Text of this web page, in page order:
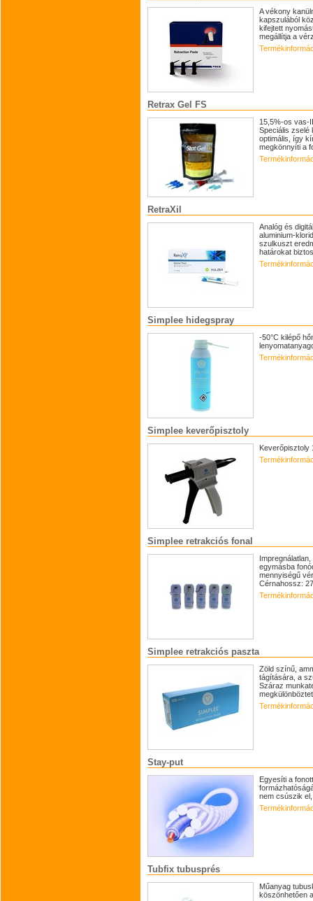
A vékony
kapszulából
kifejtett
megállítja a
Retrax Gel FS
15,5%-os vas-
Speciális zselé
optimális, így
megkönnyíti a
RetraXil
Analóg és
aluminium-
szulkuszt
határokat
Simplee hidegspray
-50°C kilépő
Simplee keverőpisztoly
Keverőpisztoly
Simplee retrakciós fonal
egymásba
mennyiségű
Cérnahossz:
Simplee retrakciós paszta
Zöld színű,
tágítására, a
Száraz
Stay-put
Egyesíti a
nem csúszik
Tubfix tubusprés
Műanyag
köszönhetően